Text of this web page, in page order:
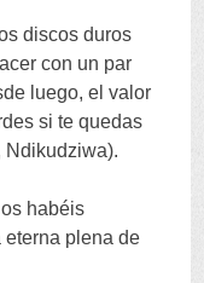
discos duros
con un par
luego,el valor
si te quedas
os habéis
plena de